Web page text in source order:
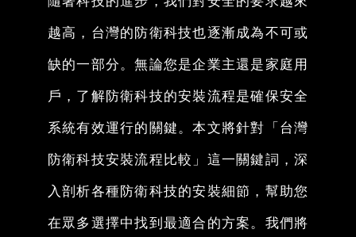
越高，台灣的防衛科技也逐漸成為不可或
缺的一部分。無論您是企業主還是家庭用
戶，了解防衛科技的安裝流程是確保安全
系統有效運行的關鍵。本文將針對「台灣
防衛科技安裝流程比較」這一關鍵詞，深
入剖析各種防衛科技的安裝細節，幫助您
在眾多選擇中找到最適合的方案。我們將